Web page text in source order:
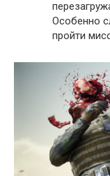
Особенно
пройти